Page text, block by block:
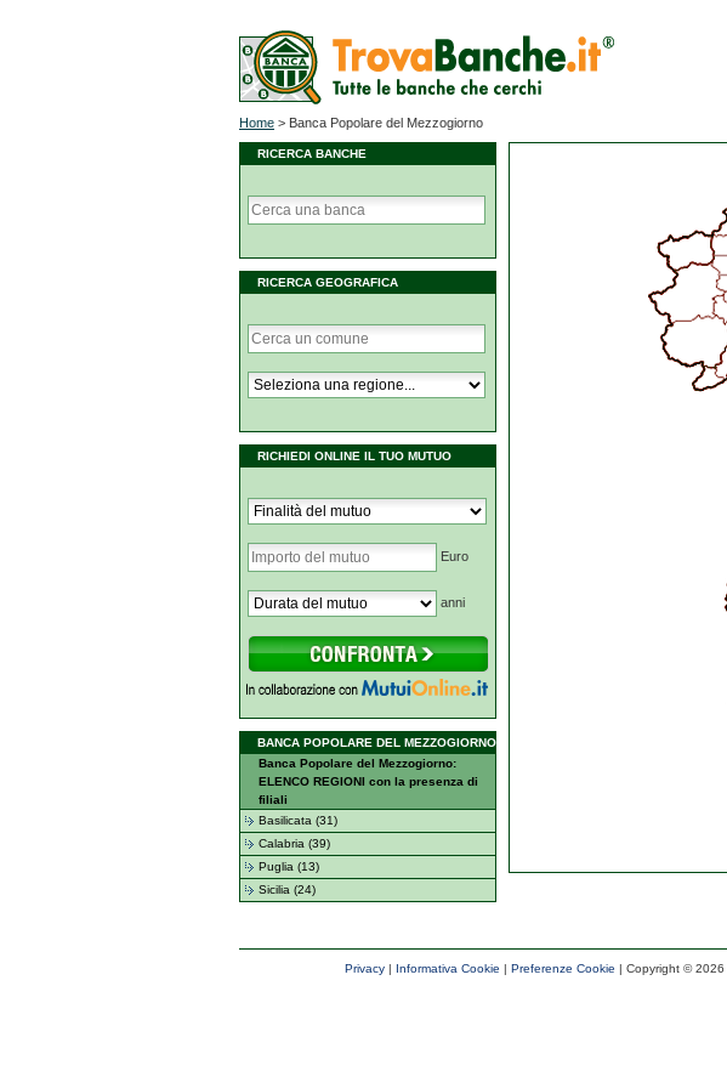
Home > Banca Popolare del Mezzogiorno
RICERCA BANCHE
RICERCA GEOGRAFICA
RICHIEDI ONLINE IL TUO MUTUO
Euro
anni
BANCA POPOLARE DEL MEZZOGIORNO
Banca Popolare del Mezzogiorno:
ELENCO REGIONI con la presenza di
filiali
Basilicata (31)
Calabria (39)
Puglia (13)
Sicilia (24)
Privacy| Informativa Cookie | Preferenze Cookie | Copyright ©2026